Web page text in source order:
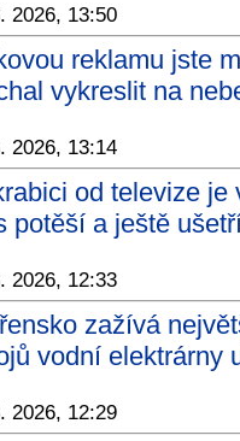
2026, 13:50
reklamu jste
vykreslit na
2026, 13:14
od televize je
potěší a ještě
2026, 12:33
zažívá
vodní elektrárny
2026, 12:29